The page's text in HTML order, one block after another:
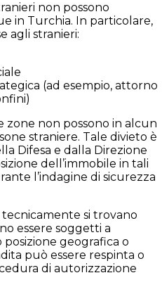
non possono
in Turchia. In particolare,
agli stranieri:
(ad esempio, attorno
zone non possono in alcun
straniere. Tale divieto è
Difesa e dalla Direzione
dell’immobile in tali
l’indagine di sicurezza
si trovano
essere soggetti a
geografica o
può essere respinta o
di autorizzazione